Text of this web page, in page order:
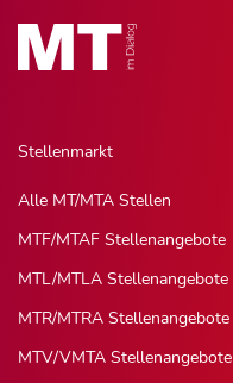
Stellenmarkt
Alle MT/MTA Stellen
MTF/MTAF Stellenangebote
MTL/MTLA Stellenangebote
MTR/MTRA Stellenangebote
MTV/VMTA Stellenangebote